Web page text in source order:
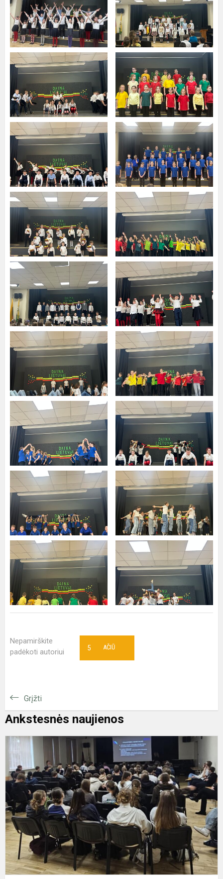
Nepamirškite
padėkoti autoriui
AČIŪ
5
Grįžti
Ankstesnės naujienos